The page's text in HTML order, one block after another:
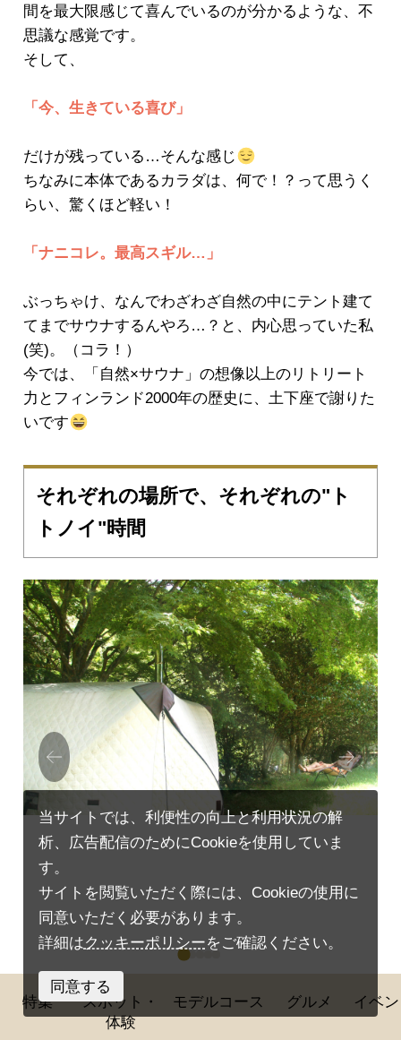
間を最大限感じて喜んでいるのが分かるような、不
思議な感覚です。
そして、
「今、生きている喜び」
だけが残っている…そんな感じ
ちなみに本体であるカラダは、何で！？って思うく
らい、驚くほど軽い！
「ナニコレ。最高スギル…」
ぶっちゃけ、なんでわざわざ自然の中にテント建て
てまでサウナするんやろ…？と、内心思っていた私
(笑)。（コラ！）
今では、「自然×サウナ」の想像以上のリトリート
力とフィンランド2000年の歴史に、土下座で謝りた
いです
それぞれの場所で、それぞれの"ト
トノイ"時間
Prev
ious
Next
２～３セット目になると、それぞれのリズムで過ご
していました。
特集
スポット・
体験
モデルコース グルメ イベ
当サイトでは、利便性の向上と利用状況の解
析、広告配信のためにCookieを使用していま
す。
サイトを閲覧いただく際には、Cookieの使用に
同意いただく必要があります。
詳細はクッキーポリシーをご確認ください。
同意する